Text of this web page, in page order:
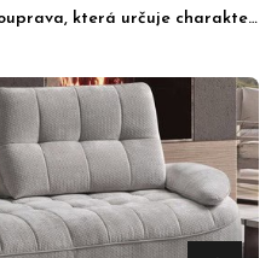
Luisa – luxusní italská sedací souprava, která určuje charakter interiéru